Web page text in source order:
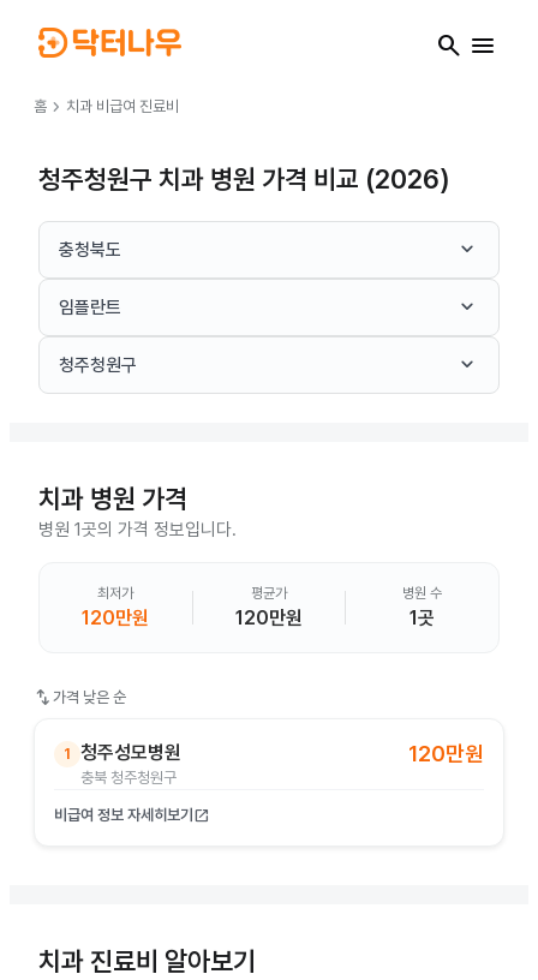
search menu
홈 chevron_right 치과 비급여 진료비
청주청원구 치과 병원 가격 비교 (2026)
충청북도 keyboard_arrow_down
임플란트 keyboard_arrow_down
청주청원구 keyboard_arrow_down
치과 병원 가격
병원 1곳의 가격 정보입니다.
최저가
120만원
평균가
120만원
병원 수
1곳
swap_vert 가격 낮은 순
1 청주성모병원
충북 청주청원구
120만원
비급여 정보 자세히보기 open_in_new
치과 진료비 알아보기